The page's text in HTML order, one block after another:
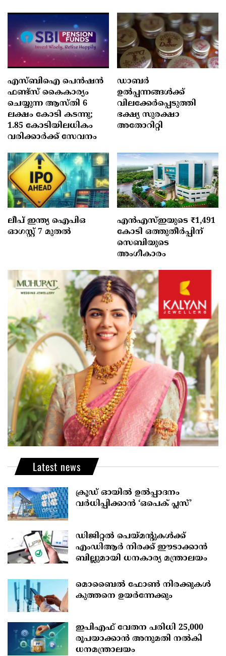
എസ്ബിഐ പെൻഷൻ
ഫണ്ട്സ് കൈകാര്യം
ചെയ്യുന്ന ആസ്തി 6
ലക്ഷം കോടി കടന്നു;
1.85 കോടിയിലധികം
വരിക്കാർക്ക് സേവനം
ഡാബർ
ഉൽപ്പന്നങ്ങൾക്ക്
വിലക്കേർപ്പെടുത്തി
ഭക്ഷ്യ സുരക്ഷാ
അതോറിറ്റി
ലീപ്‌ ഇന്ത്യ ഐപിഒ
ഓഗസ്റ്റ്‌ 7 മുതല്‍
എൻഎസ്ഇയുടെ ₹1,491
കോടി ഒത്തുതീർപ്പിന്
സെബിയുടെ
അംഗീകാരം
Latest news
ക്രൂഡ് ഓയിൽ ഉൽപ്പാദനം
വർധിപ്പിക്കാൻ ‘ഒപെക് പ്ലസ്’
ഡിജിറ്റൽ പെയ്മന്റുകൾക്ക്
എംഡിആർ നിരക്ക് ഈടാക്കാൻ
ബില്ലുമായി ധനകാര്യ മന്ത്രാലയം
മൊബൈല്‍ ഫോണ്‍ നിരക്കുകള്‍
കുത്തനെ ഉയര്‍ന്നേക്കും
ഇപിഎഫ് വേതന പരിധി 25,000
രൂപയാക്കാൻ അനുമതി നൽകി
ധനമന്ത്രാലയം